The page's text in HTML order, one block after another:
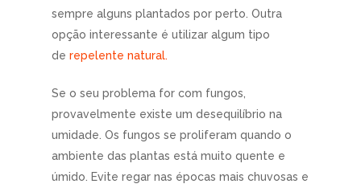
sempre alguns plantados por perto. Outra
opção interessante é utilizar algum tipo
de repelente natural.
Se o seu problema for com fungos,
provavelmente existe um desequilíbrio na
umidade. Os fungos se proliferam quando o
ambiente das plantas está muito quente e
úmido. Evite regar nas épocas mais chuvosas e